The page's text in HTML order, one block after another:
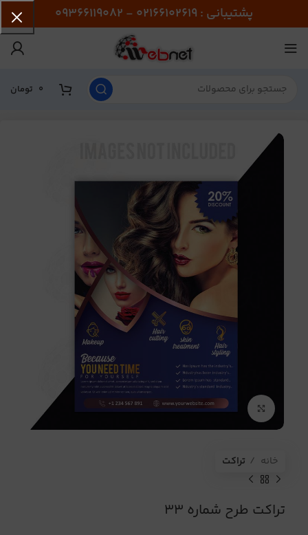
پشتیبانی : 02166102619 - 09366119082
0 تومان
برای بزرگنمایی کلیک کنید
خانه تراکت
تراکت طرح شماره 33